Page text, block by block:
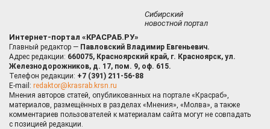
Сибирский
новостной портал
Интернет-портал «КРАСРАБ.РУ»
Главный редактор — Павловский Владимир Евгеньевич.
Адрес редакции: 660075, Красноярский край, г. Красноярск, ул.
Железнодорожников, д. 17, пом. 9, оф. 615.
Телефон редакции: +7 (391) 211-56-88
E-mail: redaktor@krasrab.krsn.ru
Мнения авторов статей, опубликованных на портале «Красраб»,
материалов, размещённых в разделах «Мнения», «Молва», а также
комментариев пользователей к материалам сайта могут не совпадать
с позицией редакции.